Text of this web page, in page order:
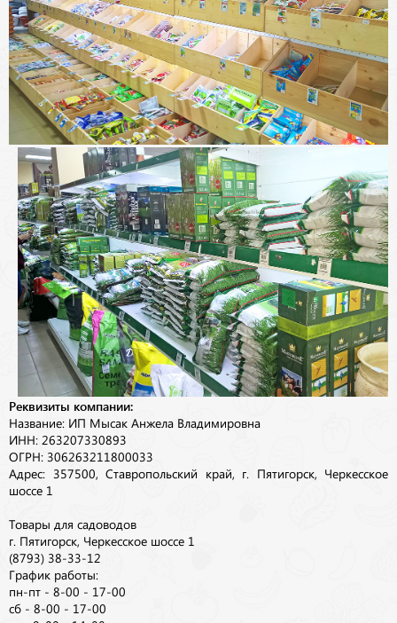
Реквизиты компании:
Название: ИП Мысак Анжела Владимировна
ИНН: 263207330893
ОГРН: 306263211800033
Адрес: 357500, Ставропольский край, г. Пятигорск, Черкесское
шоссе 1
Товары для садоводов
г. Пятигорск, Черкесское шоссе 1
(8793) 38-33-12
График работы:
пн-пт - 8-00 - 17-00
сб - 8-00 - 17-00